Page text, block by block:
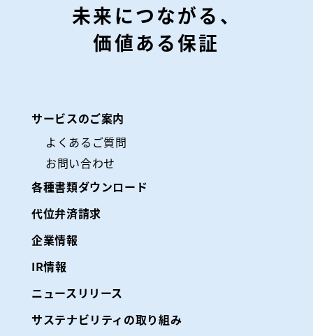
未来につながる、
価値ある保証
サービスのご案内
よくあるご質問
お問い合わせ
各種書類ダウンロード
代位弁済請求
企業情報
IR情報
ニュースリリース
サステナビリティの取り組み